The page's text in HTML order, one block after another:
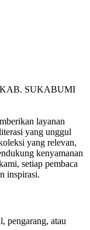
SUKABUMI
layanan
yang unggul
yang relevan,
kenyamanan
setiap pembaca
inspirasi.
pengarang, atau